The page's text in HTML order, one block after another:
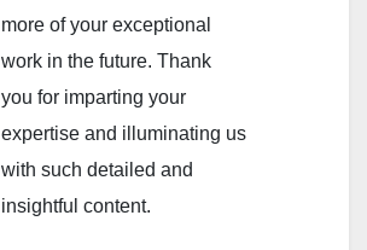
more of your exceptional
work in the future. Thank
you for imparting your
expertise and illuminating us
with such detailed and
insightful content.